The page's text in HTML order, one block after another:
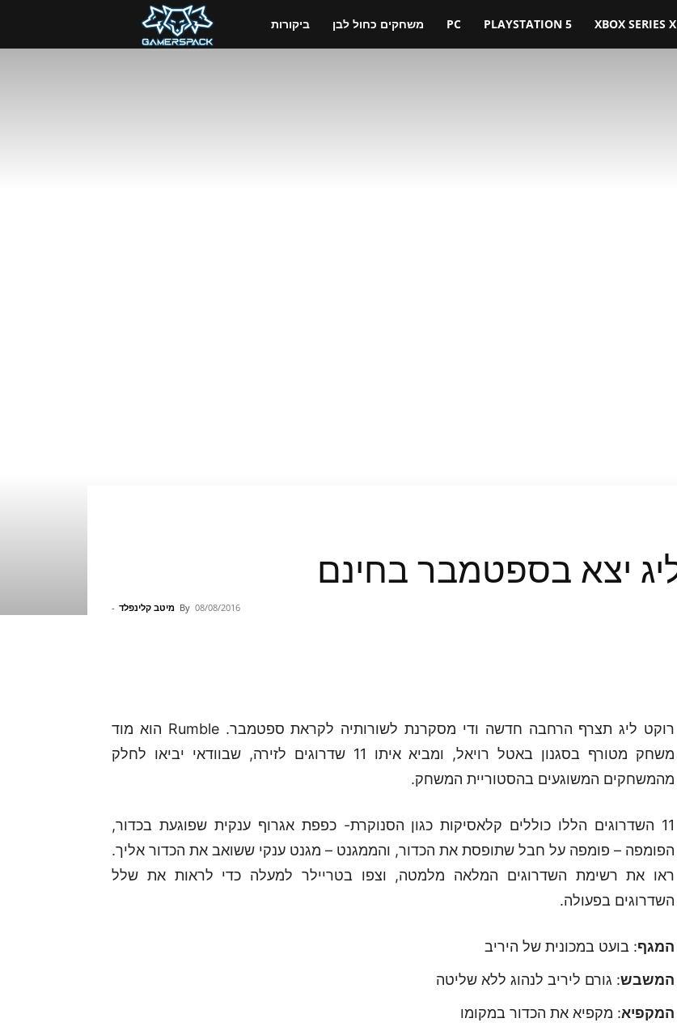
ביקורות משחקים כחול לבן PC PLAYSTATION 5 XBOX SERIES X
By מיטב קלינפלד - 08/08/2016
רוקט ליג תצרף הרחבה חדשה ודי מסקרנת לשורותיה לקראת ספטמבר. Rumble הוא מוד
משחק מטורף בסגנון באטל רויאל, ומביא איתו 11 שדרוגים לזירה, שבוודאי יביאו לחלק
מהמשחקים המשוגעים בהסטוריית המשחק.
11 השדרוגים הללו כוללים קלאסיקות כגון הסנוקרת- כפפת אגרוף ענקית שפוגעת בכדור,
הפומפה – פומפה על חבל שתופסת את הכדור, והממגנט – מגנט ענקי ששואב את הכדור אליך.
ראו את רשימת השדרוגים המלאה מלמטה, וצפו בטריילר למעלה כדי לראות את שלל
השדרוגים בפעולה.
המגף: בועט במכונית של היריב
המשבש: גורם ליריב לנהוג ללא שליטה
המקפיא: מקפיא את הכדור במקומו